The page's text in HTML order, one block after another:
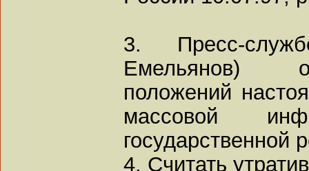
3. Пресс-
Емельянов)
положений
массовой
государственной
4. Считать